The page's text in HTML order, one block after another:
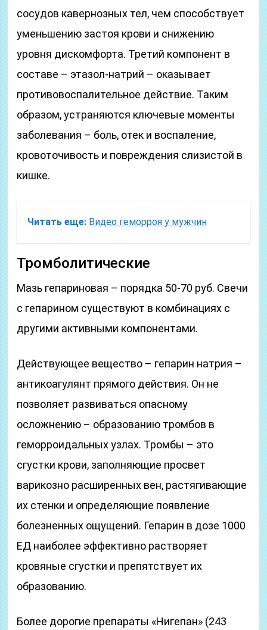
сосудов кавернозных тел, чем способствует
уменьшению застоя крови и снижению
уровня дискомфорта. Третий компонент в
составе – этазол-натрий – оказывает
противовоспалительное действие. Таким
образом, устраняются ключевые моменты
заболевания – боль, отек и воспаление,
кровоточивость и повреждения слизистой в
кишке.
Читать еще: Видео геморроя у мужчин
Тромболитические
Мазь гепариновая – порядка 50-70 руб. Свечи
с гепарином существуют в комбинациях с
другими активными компонентами.
Действующее вещество – гепарин натрия –
антикоагулянт прямого действия. Он не
позволяет развиваться опасному
осложнению – образованию тромбов в
геморроидальных узлах. Тромбы – это
сгустки крови, заполняющие просвет
варикозно расширенных вен, растягивающие
их стенки и определяющие появление
болезненных ощущений. Гепарин в дозе 1000
ЕД наиболее эффективно растворяет
кровяные сгустки и препятствует их
образованию.
Более дорогие препараты «Нигепан» (243